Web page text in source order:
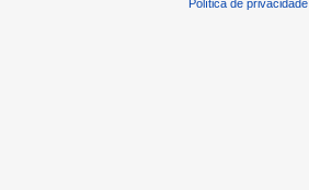
Política de privacidade